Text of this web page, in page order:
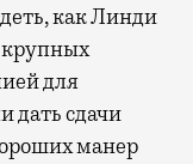
как Линди
крупных
для
дать сдачи
манер